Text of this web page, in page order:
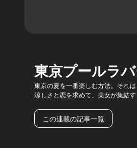
東京プールラ
東京の夏を一番楽しむ方法。それ
涼しさと恋を求めて、美女が集結
この連載の記事一覧